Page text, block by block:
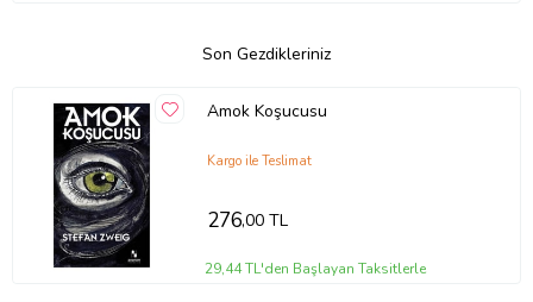
Son Gezdikleriniz
Amok Koşucusu
Kargo ile Teslimat
276,00 TL
29,44 TL'den Başlayan Taksitlerle